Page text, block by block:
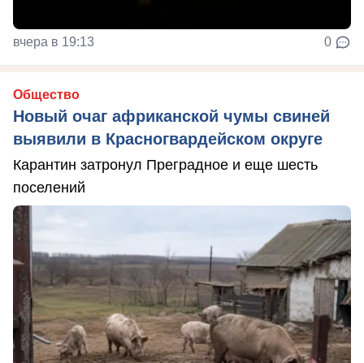
вчера в 19:13 0
Общество
Новый очаг африканской чумы свиней
выявили в Красногвардейском округе
Карантин затронул Преградное и еще шесть
поселений